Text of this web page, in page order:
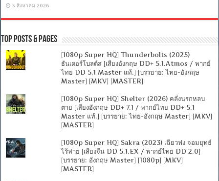
3 สิงหาคม 2026
Top Posts & Pages
[1080p Super HQ] Thunderbolts (2025)
ธันเดอร์โบลต์ส [เสียงอังกฤษ DD+ 5.1.Atmos / พากย์
ไทย DD 5.1 Master แท้.] [บรรยาย: ไทย-อังกฤษ
Master] [MKV] [MASTER]
[1080p Super HQ] Shelter (2026) คลั่งนรกหลบ
ตาย [เสียงอังกฤษ DD+ 7.1 / พากย์ไทย DD+ 5.1
Master แท้.] [บรรยาย: ไทย-อังกฤษ Master] [MKV]
[MASTER]
[1080p Super HQ] Sakra (2023) เฉียวฟง จอมยุทธ์
ไร้พ่าย [เสียงจีน DD 5.1.EX / พากย์ไทย DD 2.0]
[บรรยาย: อังกฤษ Master] [1080p] [MKV]
[MASTER]